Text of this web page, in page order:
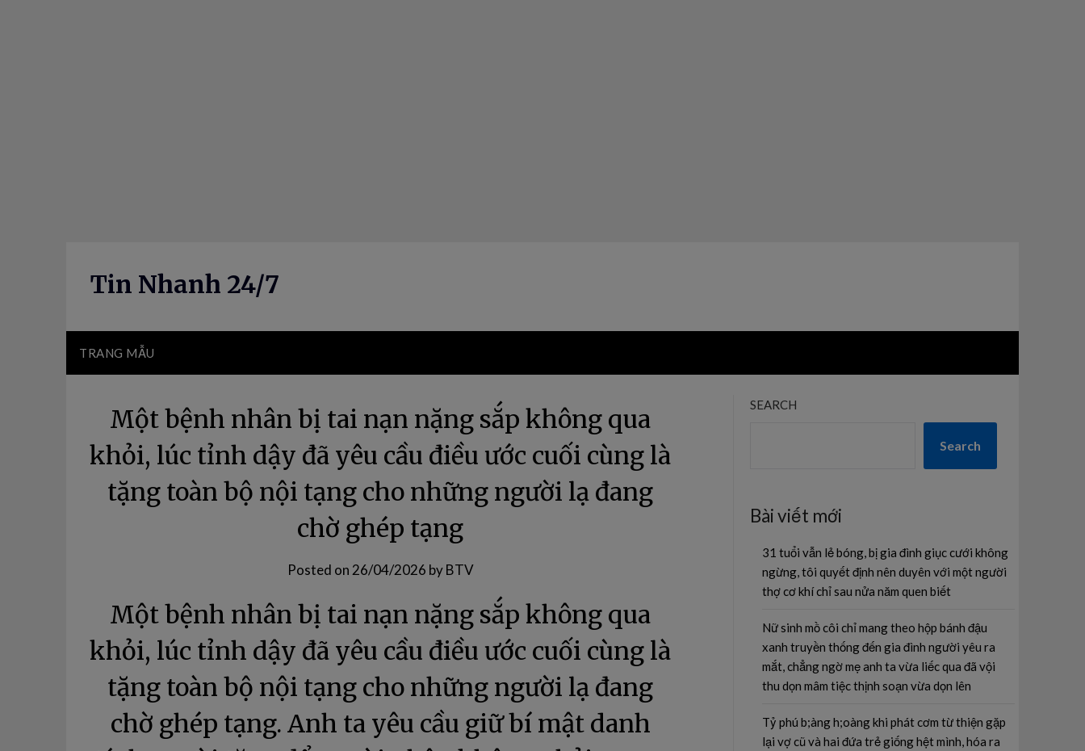
Tin Nhanh 24/7
TRANG MẪU
Một bệnh nhân bị tai nạn nặng sắp không qua
khỏi, lúc tỉnh dậy đã yêu cầu điều ước cuối cùng là
tặng toàn bộ nội tạng cho những người lạ đang
chờ ghép tạng
Posted on 26/04/2026 byBTV
Một bệnh nhân bị tai nạn nặng sắp không qua
khỏi, lúc tỉnh dậy đã yêu cầu điều ước cuối cùng là
tặng toàn bộ nội tạng cho những người lạ đang
chờ ghép tạng. Anh ta yêu cầu giữ bí mật danh
SEARCH
Search
Bài viết mới
31 tuổi vẫn lẻ bóng, bị gia đình giục cưới không
ngừng, tôi quyết định nên duyên với một người
thợ cơ khí chỉ sau nửa năm quen biết
Nữ sinh mồ côi chỉ mang theo hộp bánh đậu
xanh truyền thống đến gia đình người yêu ra
mắt, chẳng ngờ mẹ anh ta vừa liếc qua đã vội
thu dọn mâm tiệc thịnh soạn vừa dọn lên
Tỷ phú b;àng h;oàng khi phát cơm từ thiện gặp
lại vợ cũ và hai đứa trẻ giống hệt mình, hóa ra